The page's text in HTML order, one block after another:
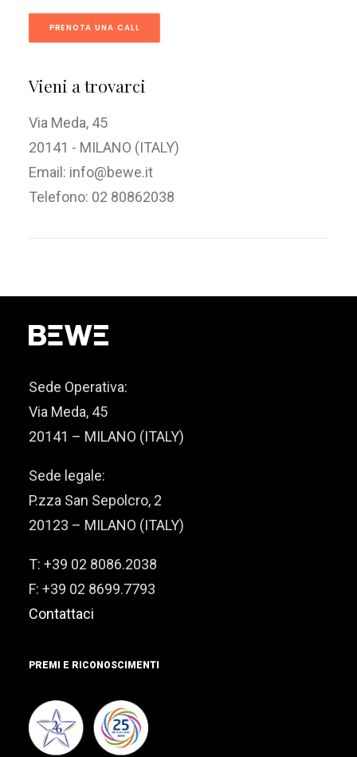
field
should
left
blank
PRENOTA UNA CALL
Vieni a trovarci
Via Meda, 45
20141 - MILANO (ITALY)
Email: info@bewe.it
Telefono: 02 80862038
Sede Operativa:
Via Meda, 45
20141 – MILANO (ITALY)
Sede legale:
P.zza San Sepolcro, 2
20123 – MILANO (ITALY)
T: +39 02 8086.2038
F: +39 02 8699.7793
Contattaci
PREMI E RICONOSCIMENTI